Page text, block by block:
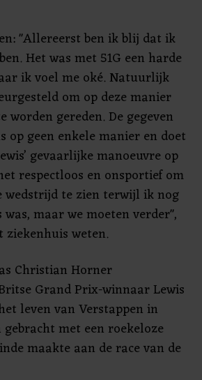
"Allereerst ben ik blij dat ik
Het was met 51G een harde
ik voel me oké. Natuurlijk
om op deze manier
worden gereden. De gegeven
op geen enkele manier en doet
gevaarlijke manoeuvre op
respectloos en onsportief om
wedstrijd te zien terwijl ik nog
maar we moeten verder",
weten.
Christian Horner
Grand Prix-winnaar Lewis
leven van Verstappen in
gebracht met een roekeloze
maakte aan de race van de